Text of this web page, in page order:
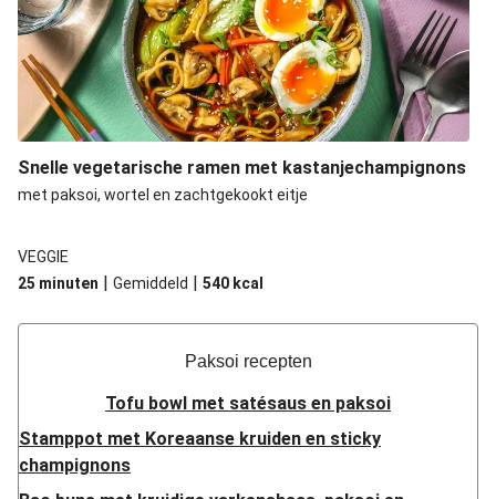
Snelle vegetarische ramen met kastanjechampignons
met paksoi, wortel en zachtgekookt eitje
VEGGIE
25 minuten | Gemiddeld | 540 kcal
Paksoi recepten
Tofu bowl met satésaus en paksoi
Stamppot met Koreaanse kruiden en sticky
champignons